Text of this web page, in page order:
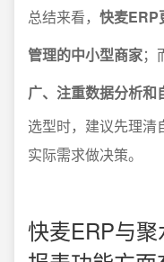
总结来看， 快麦ERP
管理的中小型商家；
广、注重数据分析和
选型时，建议先理清
实际需求做决策。
快麦ERP与